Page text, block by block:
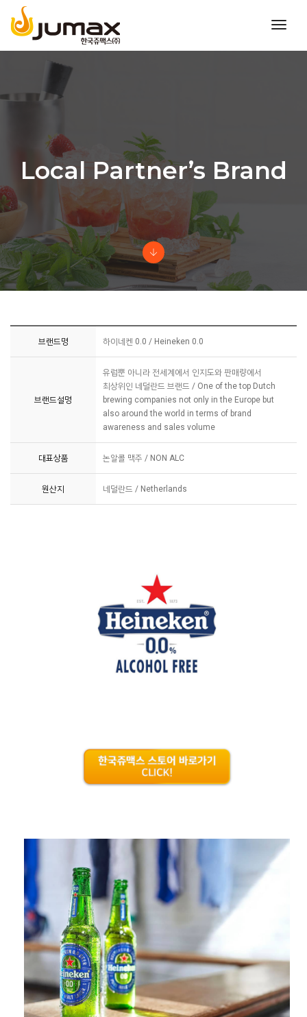
Local Partner’s Brand
브랜드명 하이네켄 0.0 / Heineken 0.0
브랜드설명
유럽뿐 아니라 전세계에서 인지도와 판매량에서
최상위인 네덜란드 브랜드 / One of the top Dutch
brewing companies not only in the Europe but
also around the world in terms of brand
awareness and sales volume
대표상품 논알콜 맥주 / NON ALC
원산지 네덜란드 / Netherlands